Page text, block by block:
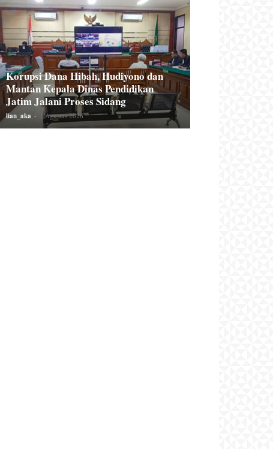
Korupsi Dana Hibah, Hudiyono dan
Mantan Kepala Dinas Pendidikan
Jatim Jalani Proses Sidang
lian_aka - 1 Agustus 2026